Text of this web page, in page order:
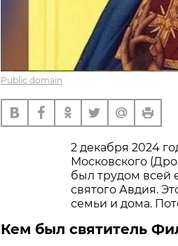
Public domain
2 декабря 2024
Московского
был трудом всей
святого Авдия.
семьи и дома.
Кем был святитель